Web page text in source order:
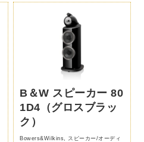
B＆W スピーカー 80
1D4（グロスブラッ
ク）
Bowers&Wilkins
スピーカー/オーディ